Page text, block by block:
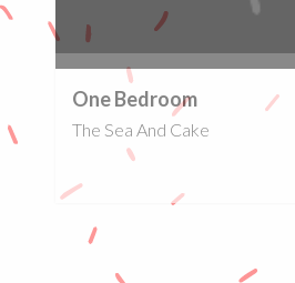
One Bedroom
The Sea And Cake